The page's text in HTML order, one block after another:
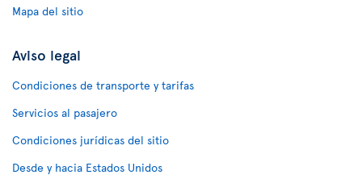
Mapa del sitio
Aviso legal
Condiciones de transporte y tarifas
Servicios al pasajero
Condiciones jurídicas del sitio
Desde y hacia Estados Unidos